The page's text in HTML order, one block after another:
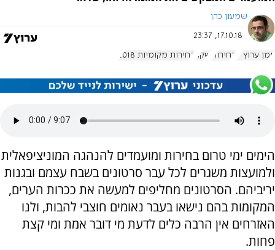
שמעון כהן
17.10.18, 23:37
יומן ערוץ 7 בחירות שקר בחירות מקומיות 2018
הימים ימי טרום בחירות ומועמדים להנהגה המוניציפאלית
ולמועצות משגרים לכל עבר סרטונים בשבח עצמם ובגנות
יריביהם. הסרטונים מחליפים למעשה את ככרות הערים,
המקומות בהם נישאו בעבר נאומים חוצבי להבות, ולנו
האזרחים אין הרבה כלים לדעת מי דובר אמת ומי קצת
פחות.